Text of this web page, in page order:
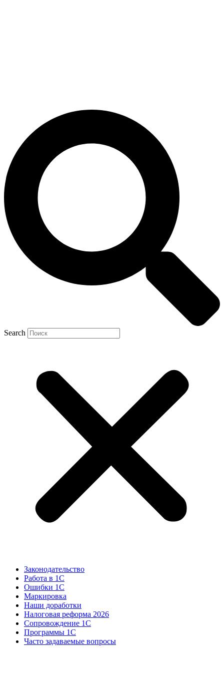
Search
Законодательство
Работа в 1С
Ошибки 1С
Маркировка
Наши доработки
Налоговая реформа 2026
Сопровождение 1С
Программы 1С
Часто задаваемые вопросы